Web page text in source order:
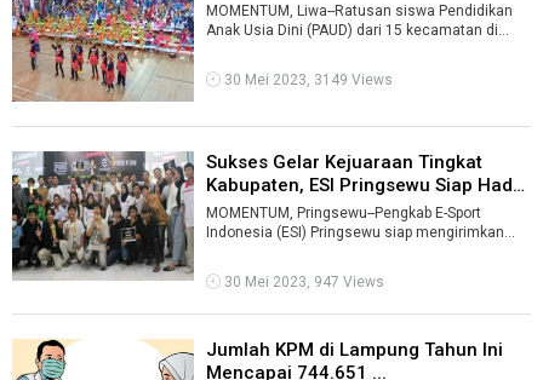
MOMENTUM, Liwa--Ratusan siswa Pendidikan
Anak Usia Dini (PAUD) dari 15 kecamatan di
30 Mei 2023, 3149 Views
Sukses Gelar Kejuaraan Tingkat
Kabupaten, ESI Pringsewu Siap Hada
...
MOMENTUM, Pringsewu--Pengkab E-Sport
Indonesia (ESI) Pringsewu siap mengirimkan
30 Mei 2023, 947 Views
Jumlah KPM di Lampung Tahun Ini
Mencapai 744.651 ...